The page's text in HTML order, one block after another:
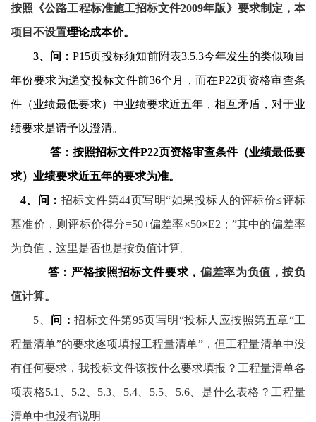
按照《公路工程标准施工招标文件2009年版》要求制定，本
项目不设置理论成本价。
3、问：P15页投标须知前附表3.5.3今年发生的类似项目
年份要求为递交投标文件前36个月，而在P22页资格审查条
件（业绩最低要求）中业绩要求近五年，相互矛盾，对于业
绩要求是请予以澄清。
答：按照招标文件P22页资格审查条件（业绩最低要
求）业绩要求近五年的要求为准。
4、问： 招标文件第44页写明“如果投标人的评标价≤评标
基准价，则评标价得分=50+偏差率×50×E2 ；”其中的偏差率
为负值，这里是否也是按负值计算。
答：严格按照招标文件要求， 偏差率为负值，按负
值计算。
5、 问： 招标文件第95页写明“投标人应按照第五章“工
程量清单”的要求逐项填报工程量清单”，但工程量清单中没
有任何要求，我投标文件该按什么要求填报？工程量清单各
项表格5.1 5.2 5.3 5.4、 5.5、 5.6、是什么表格？工程量
清单中也没有说明